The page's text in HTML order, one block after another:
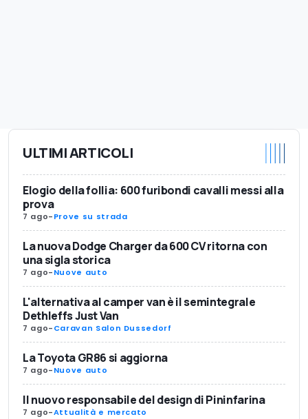
ULTIMI ARTICOLI
Elogio della follia: 600 furibondi cavalli messi alla
prova
7 ago-Prove su strada
La nuova Dodge Charger da 600 CV ritorna con
una sigla storica
7 ago-Nuove auto
L'alternativa al camper van è il semintegrale
Dethleffs Just Van
7 ago-Caravan Salon Dussedorf
La Toyota GR86 si aggiorna
7 ago-Nuove auto
Il nuovo responsabile del design di Pininfarina
7 ago-Attualità e mercato